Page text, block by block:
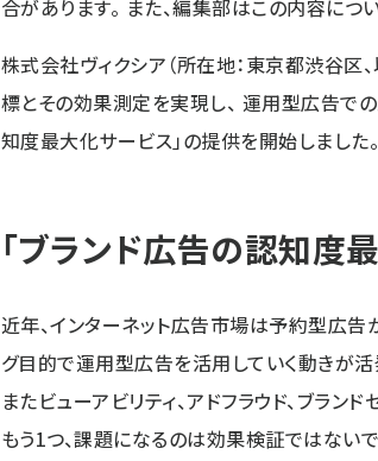
合があります。 また、編集部はこの内容につ
株式会社ヴィクシア（所在地：東京都渋谷区、
標とその効果測定を実現し、 運用型広告で
知度最大化サービス」の提供を開始しました。
「ブランド広告の認知度
近年、インターネット広告市場は予約型広告
グ目的で運用型広告を活用していく動きが活
またビューアビリティ、アドフラウド、ブラン
もう1つ、課題になるのは効果検証ではないで